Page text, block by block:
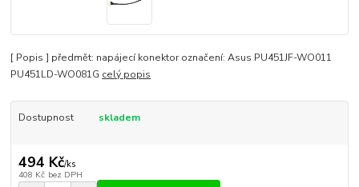
[ Popis ] předmět: napájecí konektor označení: Asus PU451JF-WO011
PU451LD-WO081G celý popis
Dostupnost skladem
494 Kč/ks
408 Kč bez DPH